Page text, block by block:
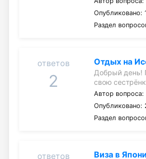
Опубликовано:
Раздел
ответов
2
Отдых на
Добрый день!
свою
Автор вопроса:
Опубликовано:
Раздел
ответов Виза в